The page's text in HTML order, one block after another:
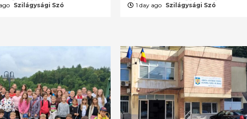
Szilágysági Szó 1 day ago Szilágysági Szó